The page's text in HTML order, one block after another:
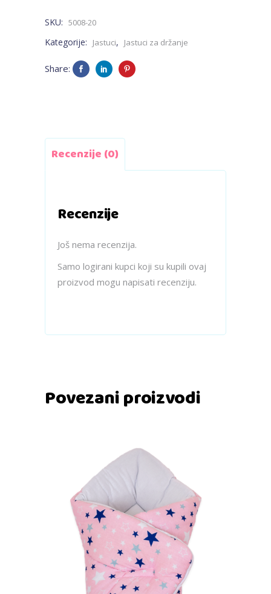
plavi,
quantity
SKU: 5008-20
Kategorije: Jastuci, Jastuci za držanje
Share:
Recenzije (0)
Recenzije
Još nema recenzija.
Samo logirani kupci koji su kupili ovaj
proizvod mogu napisati recenziju.
Povezani proizvodi
Dodaj u košaricu